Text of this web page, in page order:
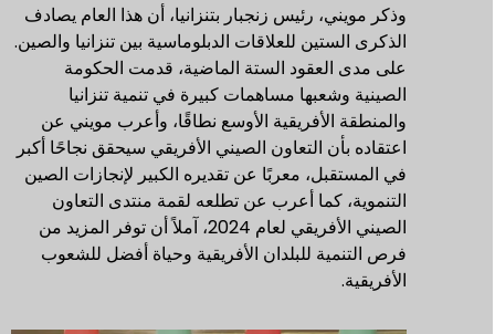
وذكر مويني، رئيس زنجبار بتنزانيا، أن هذا العام يصادف
الذكرى الستين للعلاقات الدبلوماسية بين تنزانيا والصين.
على مدى العقود الستة الماضية، قدمت الحكومة
الصينية وشعبها مساهمات كبيرة في تنمية تنزانيا
والمنطقة الأفريقية الأوسع نطاقًا، وأعرب مويني عن
اعتقاده بأن التعاون الصيني الأفريقي سيحقق نجاحًا أكبر
في المستقبل، معربًا عن تقديره الكبير لإنجازات الصين
التنموية، كما أعرب عن تطلعه لقمة منتدى التعاون
الصيني الأفريقي لعام 2024، آملاً أن توفر المزيد من
فرص التنمية للبلدان الأفريقية وحياة أفضل للشعوب
الأفريقية.